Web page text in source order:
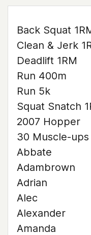
Back Squat
Clean & Jerk
Deadlift 1RM
Run 400m
Run 5k
Squat Snatch
2007 Hopper
30 Muscle-ups
Abbate
Adambrown
Adrian
Alec
Alexander
Amanda